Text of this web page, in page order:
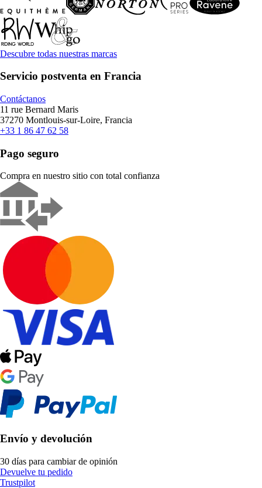
Descubre todas nuestras marcas
Servicio postventa en Francia
Contáctanos
11 rue Bernard Maris
37270 Montlouis-sur-Loire, Francia
+33 1 86 47 62 58
Pago seguro
Compra en nuestro sitio con total confianza
Envío y devolución
30 días para cambiar de opinión
Devuelve tu pedido
Trustpilot